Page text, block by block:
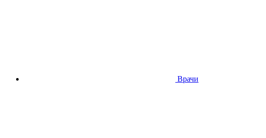
Врачи